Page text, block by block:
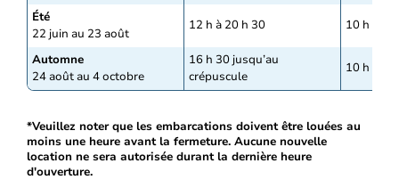
Été
22 juin au 23 août
12 h à 20 h 30 10 h à 18
Automne
24 août au 4 octobre
16 h 30 jusqu’au
crépuscule
10 h à 17
*Veuillez noter que les embarcations doivent être louées au
moins une heure avant la fermeture. Aucune nouvelle
location ne sera autorisée durant la dernière heure
d'ouverture.